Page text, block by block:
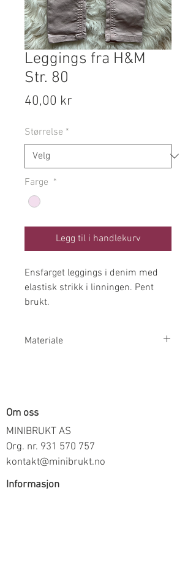
Leggings fra H&M
Str. 80
40,00 kr
Størrelse *
Farge *
Legg til i handlekurv
Ensfarget leggings i denim med
elastisk strikk i linningen. Pent
brukt.
Materiale
Om oss
MINIBRUKT AS
Org. nr. 931 570 757
kontakt@minibrukt.no
Informasjon